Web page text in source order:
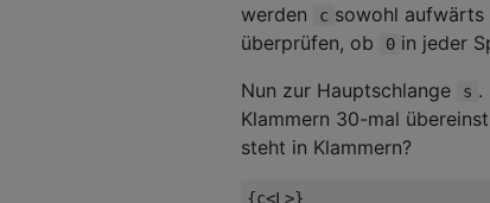
werden
c sowohl aufwärts
überprüfen, ob
0 in jeder
Nun zur Hauptschlange
s .
Klammern 30-mal
steht in Klammern?